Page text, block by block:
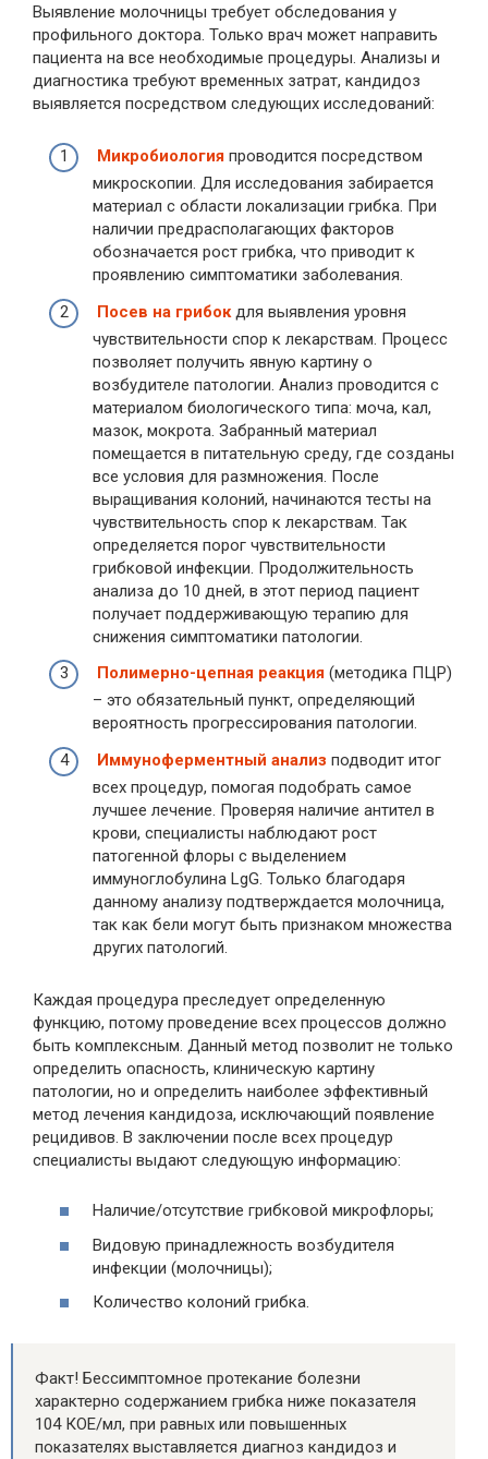
Выявление молочницы требует обследования у
профильного доктора. Только врач может направить
пациента на все необходимые процедуры. Анализы и
диагностика требуют временных затрат, кандидоз
выявляется посредством следующих исследований:
Микробиология проводится посредством
микроскопии. Для исследования забирается
материал с области локализации грибка. При
наличии предрасполагающих факторов
обозначается рост грибка, что приводит к
проявлению симптоматики заболевания.
Посев на грибокдля выявления уровня
чувствительности спор к лекарствам. Процесс
позволяет получить явную картину о
возбудителе патологии. Анализ проводится с
материалом биологического типа: моча, кал,
мазок, мокрота. Забранный материал
помещается в питательную среду, где созданы
все условия для размножения. После
выращивания колоний, начинаются тесты на
чувствительность спор к лекарствам. Так
определяется порог чувствительности
грибковой инфекции. Продолжительность
анализа до 10 дней, в этот период пациент
получает поддерживающую терапию для
снижения симптоматики патологии.
Полимерно-цепная реакция (методика ПЦР)
– это обязательный пункт, определяющий
вероятность прогрессирования патологии.
Иммуноферментный анализ подводит итог
всех процедур, помогая подобрать самое
лучшее лечение. Проверяя наличие антител в
крови, специалисты наблюдают рост
патогенной флоры с выделением
иммуноглобулина LgG. Только благодаря
данному анализу подтверждается молочница,
так как бели могут быть признаком множества
других патологий.
Каждая процедура преследует определенную
функцию, потому проведение всех процессов должно
быть комплексным. Данный метод позволит не только
определить опасность, клиническую картину
патологии, но и определить наиболее эффективный
метод лечения кандидоза, исключающий появление
рецидивов. В заключении после всех процедур
специалисты выдают следующую информацию:
Наличие/отсутствие грибковой микрофлоры;
Видовую принадлежность возбудителя
инфекции (молочницы);
Количество колоний грибка.
Факт! Бессимптомное протекание болезни
характерно содержанием грибка ниже показателя
104 КОЕ/мл, при равных или повышенных
показателях выставляется диагноз кандидоз и